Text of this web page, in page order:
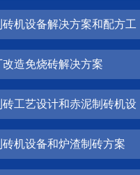
砖机设备解决方案和配方工
改造免烧砖解决方案
砖工艺设计和赤泥制砖机设
砖机设备和炉渣制砖方案